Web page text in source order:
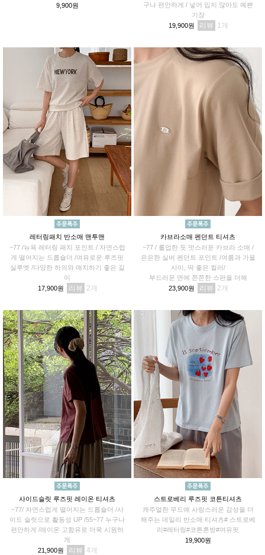
9,900원
구나 편안하게 / 넣어 입지 않아도 예쁜
기장
19,900원
리뷰 1
레터링패치 반소매 맨투맨
~77 /뉴욕 레터링 패치 포인트 / 자연스럽
게 떨어지는 드롭숄더 /여유로운 루즈핏
실루엣 /다양한 하의와 매치하기 좋은 길
이
17,900원
리뷰 2
카브라소매 펜던트 티셔츠
~77 / 롤업한 듯 멋스러운 카브라 소매 /
은은한 실버 펜던트 포인트 /여름과 가을
사이, 딱 좋은 컬러/
부드러운 면에 쫀쫀한 스판을 더해
23,900원
리뷰 2
사이드슬릿 루즈핏 레이온 티셔츠
~77/ 자연스럽게 떨어지는 드롭숄더 /사
이드 슬릿으로 활동성 UP /55~77 누구나
편안하게 /레이온 고함유로 더욱 시원하
게
21,900원
리뷰 4
스트로베리 루즈핏 코튼티셔츠
캐주얼한 무드에 사랑스러운 감성을 더
해주는 데일리 반소매 티셔츠# 스트로베
리#레터링#코튼혼방#여유핏
19,900원